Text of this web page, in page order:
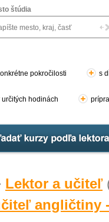
štúdia
pokročilosti s
určitých hodinách
Lektor a učiteľ
angličtiny